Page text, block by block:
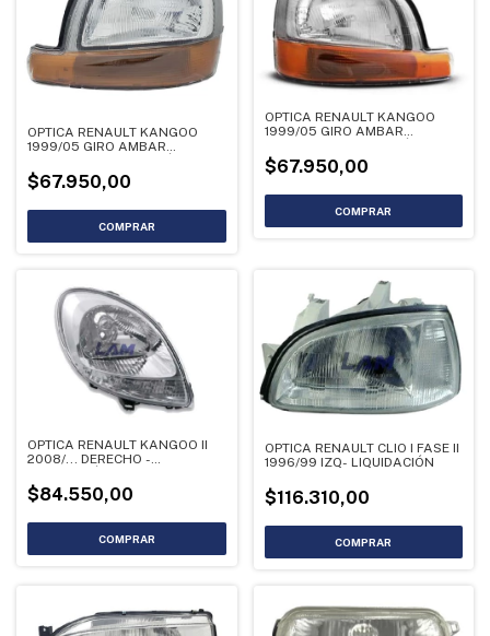
OPTICA RENAULT KANGOO
1999/05 GIRO AMBAR
$67.950,00
OPTICA RENAULT KANGOO
1999/05 GIRO AMBAR
$67.950,00
OPTICA RENAULT KANGOO II
2008/... DERECHO -
$84.550,00
OPTICA RENAULT CLIO I FASE II
1996/99 IZQ- LIQUIDACIÓN
$116.310,00